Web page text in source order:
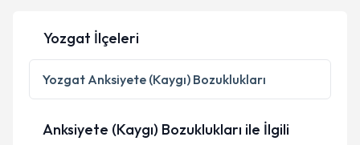
Kişisel verilerimin işlenmesine ilişkinAydınlatma
Metni'ni okudum ve kişisel verilerimin belirtilen
kapsamda işlenmesini kabul ediyorum.
Takvim Talebini Gönder
Yozgat İlçeleri
Yozgat Anksiyete (Kaygı) Bozuklukları
Anksiyete (Kaygı) Bozuklukları ile İlgili